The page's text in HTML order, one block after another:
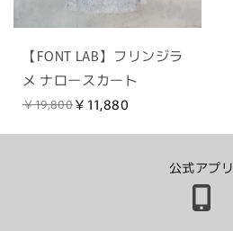
【FONT LAB】フリンジラ
メ ナロースカート
￥19,800￥11,880
公式アプリ